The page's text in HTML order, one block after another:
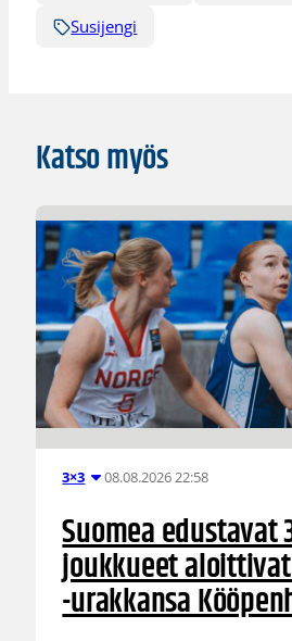
Susijengi
Katso myös
3×3 08.08.2026 22:58
Suomea edustavat
joukkueet
-urakkansa